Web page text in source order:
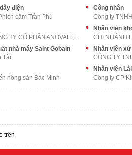
điện
cắm Trần Phú
Công nhân
Công ty
CHI NHÁNH HƯNG YÊN - CÔNG TY CỔ PHẦN ANOVAFEED
Nhân viên
nhà máy Saint Gobain
Tài
Nhân viên
CÔNG TY
nông sản Bảo Minh
Nhân viên
Công ty CP
trên